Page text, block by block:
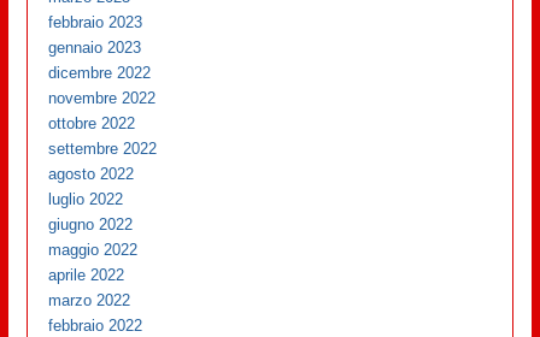
febbraio 2023
gennaio 2023
dicembre 2022
novembre 2022
ottobre 2022
settembre 2022
agosto 2022
luglio 2022
giugno 2022
maggio 2022
aprile 2022
marzo 2022
febbraio 2022